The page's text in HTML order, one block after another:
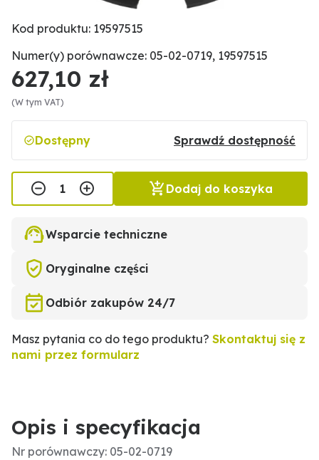
Kod produktu: 19597515
Numer(y) porównawcze: 05-02-0719, 19597515
627,10 zł
(W tym VAT)
Dostępny Sprawdź dostępność
Dodaj do koszyka
Wsparcie techniczne
Oryginalne części
Odbiór zakupów 24/7
Masz pytania co do tego produktu? Skontaktuj się z
nami przez formularz
Opis i specyfikacja
Nr porównawczy: 05-02-0719